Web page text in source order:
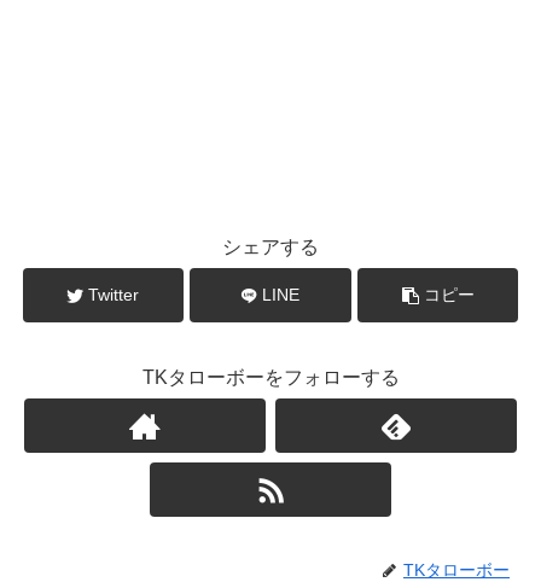
シェアする
Twitter LINE コピー
TKタローボーをフォローする
TKタローボー